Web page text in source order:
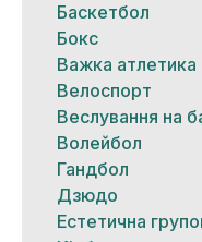
Баскетбол
Бокс
Важка атлетика
Велоспорт
Веслування на
Волейбол
Гандбол
Дзюдо
Естетична